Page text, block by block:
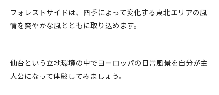
フォレストサイドは、四季によって変化する東北エリアの風
情を爽やかな風とともに取り込めます。
仙台という立地環境の中でヨーロッパの日常風景を自分が主
人公になって体験してみましょう。